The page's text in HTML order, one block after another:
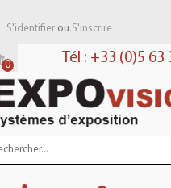
S'identifierou S'inscrire
Tél : +33 (0)5 63
0